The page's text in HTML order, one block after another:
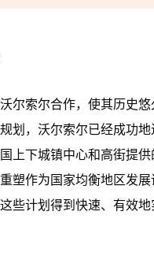
尔索尔合作，使其历史
划，沃尔索尔已经成功
上下城镇中心和高街提
塑作为国家均衡地区发
些计划得到快速、有效地